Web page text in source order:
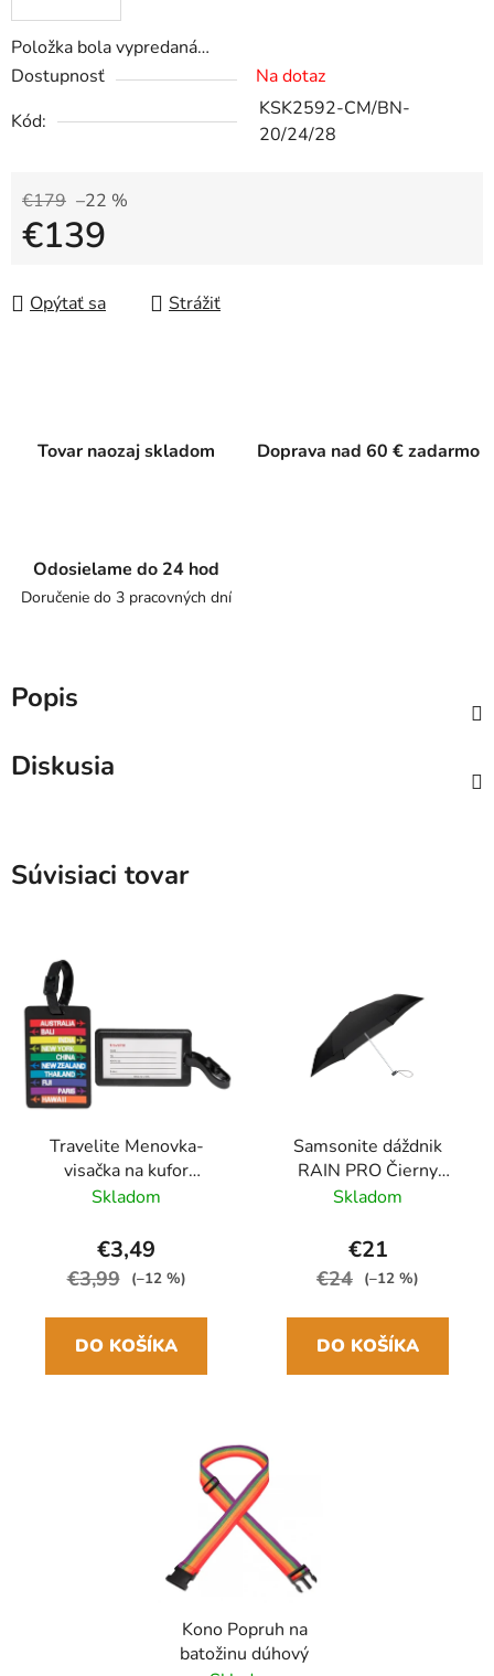
Položka bola vypredaná…
Dostupnosť
Na dotaz
Kód:
KSK2592-CM/BN-
20/24/28
€179 –22 %
€139
Opýtať sa
Strážiť
Tovar naozaj skladom Doprava nad 60 € zadarmo
Odosielame do 24 hod
Doručenie do 3 pracovných dní
Popis
Diskusia
Súvisiaci tovar
Travelite Menovka-
visačka na kufor
Multicolor Cities
Skladom
€3,49
€3,99 (–12 %)
DO KOŠÍKA
Samsonite dáždnik
RAIN PRO Čierny
skladací manuálny
Skladom
€21
€24 (–12 %)
DO KOŠÍKA
Kono Popruh na
batožinu dúhový